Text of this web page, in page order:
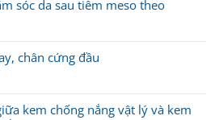
sóc da sau tiêm meso theo
chân cứng đầu
kem chống nắng vật lý và kem